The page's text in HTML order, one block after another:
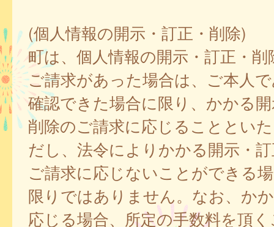
(個人情報の開示・訂正・削除)
町は、個人情報の開示・訂正・
ご請求があった場合は、ご本人
確認できた場合に限り、かかる
削除のご請求に応じることとい
だし、法令によりかかる開示・
ご請求に応じないことができる
限りではありません。なお、か
応じる場合、所定の手数料を頂